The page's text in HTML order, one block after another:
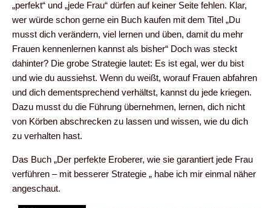
„perfekt“ und „jede Frau“ dürfen auf keiner Seite fehlen. Klar,
wer würde schon gerne ein Buch kaufen mit dem Titel „Du
musst dich verändern, viel lernen und üben, damit du mehr
Frauen kennenlernen kannst als bisher“ Doch was steckt
dahinter? Die grobe Strategie lautet: Es ist egal, wer du bist
und wie du aussiehst. Wenn du weißt, worauf Frauen abfahren
und dich dementsprechend verhältst, kannst du jede kriegen.
Dazu musst du die Führung übernehmen, lernen, dich nicht
von Körben abschrecken zu lassen und wissen, wie du dich
zu verhalten hast.
Das Buch „Der perfekte Eroberer, wie sie garantiert jede Frau
verführen – mit besserer Strategie „ habe ich mir einmal näher
angeschaut.